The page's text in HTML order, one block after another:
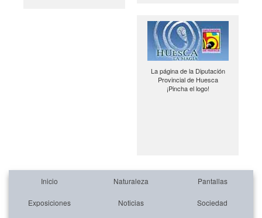
La página de la Diputación
Provincial de Huesca
¡Pincha el logo!
Inicio Naturaleza Pantallas
Exposiciones Noticias Sociedad